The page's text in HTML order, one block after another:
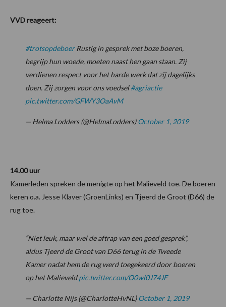
VVD reageert:
#trotsopdeboerRustig in gesprek met boze boeren,
begrijp hun woede, moeten naast hen gaan staan. Zij
verdienen respect voor het harde werk dat zij dagelijks
doen. Zij zorgen voor ons voedsel#agriactie
pic.twitter.com/GFWY3OaAvM
— Helma Lodders (@HelmaLodders)October 1, 2019
14.00 uur
Kamerleden spreken de menigte op het Malieveld toe. De boeren
keren o.a. Jesse Klaver (GroenLinks) en Tjeerd de Groot (D66) de
rug toe.
“Niet leuk, maar wel de aftrap van een goed gesprek”,
aldus Tjeerd de Groot van D66 terug in de Tweede
Kamer nadat hem de rug werd toegekeerd door boeren
op het Malieveldpic.twitter.com/O0wl0J74JF
— Charlotte Nijs (@CharlotteHvNL)October 1, 2019